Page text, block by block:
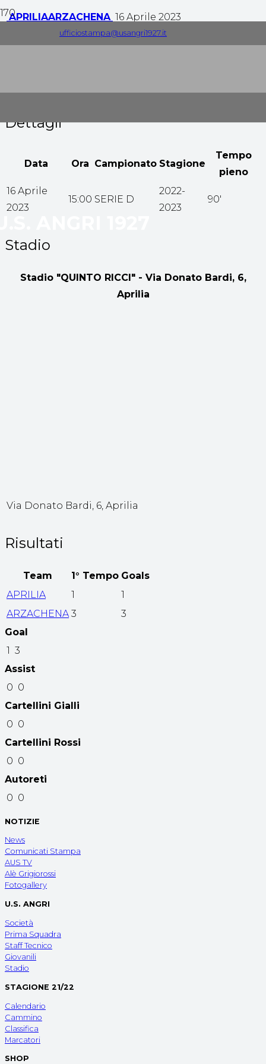
ufficiostampa@usangri1927.it
APRILIAARZACHENA 16 Aprile 2023
Dettagli
Data Ora Campionato Stagione
Tempo
pieno
16 Aprile
2023
15:00 SERIE D
2022-
2023
90'
Stadio
Stadio "QUINTO RICCI" - Via Donato Bardi, 6,
Aprilia
Via Donato Bardi, 6, Aprilia
Risultati
Team 1° Tempo Goals
APRILIA
1
1
ARZACHENA 3
3
Goal
1 3
Assist
0 0
Cartellini Gialli
0 0
Cartellini Rossi
0 0
Autoreti
0 0
NOTIZIE
News
Comunicati Stampa
AUS TV
Alè Grigiorossi
Fotogallery
U.S. ANGRI
Società
Prima Squadra
Staff Tecnico
Giovanili
Stadio
STAGIONE 21/22
Calendario
Cammino
Classifica
Marcatori
SHOP